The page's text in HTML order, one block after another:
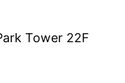
Tower 22F